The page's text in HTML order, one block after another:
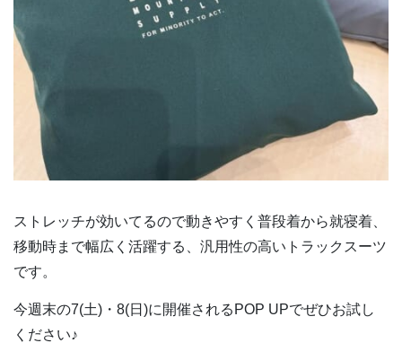
ストレッチが効いてるので動きやすく普段着から就寝着、
移動時まで幅広く活躍する、汎用性の高いトラックスーツ
です。
今週末の7(土)・8(日)に開催されるPOP UPでぜひお試し
ください♪